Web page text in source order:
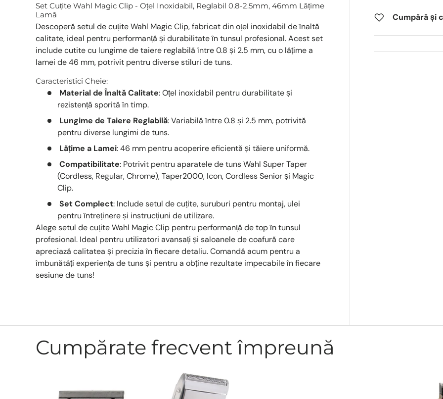
Cumpără și
Set Cuțite Wahl Magic Clip - Oțel Inoxidabil, Reglabil 0.8-2.5mm, 46mm Lățime
Lamă
Descoperă setul de cuțite Wahl Magic Clip, fabricat din oțel inoxidabil de înaltă
calitate, ideal pentru performanță și durabilitate în tunsul profesional. Acest set
include cutite cu lungime de taiere reglabilă între 0.8 și 2.5 mm, cu o lățime a
lamei de 46 mm, potrivit pentru diverse stiluri de tuns.
Caracteristici Cheie:
Material de Înaltă Calitate: Oțel inoxidabil pentru durabilitate și
rezistență sporită în timp.
Lungime de Taiere Reglabilă: Variabilă între 0.8 și 2.5 mm, potrivită
pentru diverse lungimi de tuns.
Lățime a Lamei: 46 mm pentru acoperire eficientă și tăiere uniformă.
Compatibilitate: Potrivit pentru aparatele de tuns Wahl Super Taper
(Cordless, Regular, Chrome), Taper2000, Icon, Cordless Senior și Magic
Clip.
Set Complect: Include setul de cuțite, suruburi pentru montaj, ulei
pentru întreținere și instrucțiuni de utilizare.
Alege setul de cuțite Wahl Magic Clip pentru performanță de top în tunsul
profesional. Ideal pentru utilizatori avansați și saloanele de coafură care
apreciază calitatea și precizia în fiecare detaliu. Comandă acum pentru a
îmbunătăți experiența de tuns și pentru a obține rezultate impecabile în fiecare
sesiune de tuns!
Cumpărate frecvent împreună